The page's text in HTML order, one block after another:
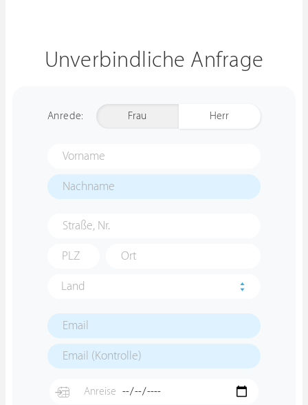
Unverbindliche Anfrage
Anrede: Frau Herr
Land